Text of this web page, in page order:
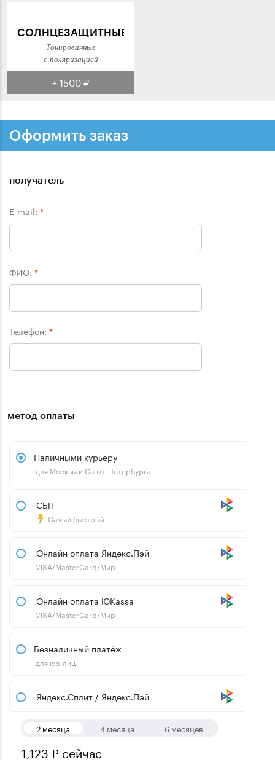
СОЛНЦЕЗАЩИТНЫЕ
Тонированные
с поляризацией
+ 1500 ₽
Оформить заказ
получатель
E-mail: *
ФИО: *
Телефон: *
метод оплаты
Наличными курьеру
для Москвы и Санкт-Петербурга
СБП
Самый быстрый
Онлайн оплата Яндекс.Пэй
VISA/MasterCard/Мир
Онлайн оплата ЮKassa
VISA/MasterCard/Мир
Безналичный платёж
для юр.лиц
Яндекс.Сплит / Яндекс.Пэй
2 месяца 4 месяца 6 месяцев
1,123 ₽ сейчас